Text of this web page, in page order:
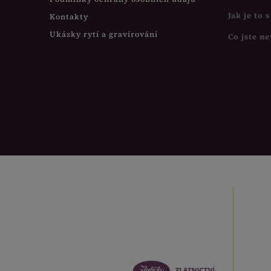
Kontakty
Ukázky rytí a gravírování
Jak je to
Co jste